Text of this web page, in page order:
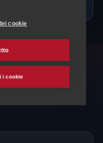
il tuo gatto
cookie
i cookie